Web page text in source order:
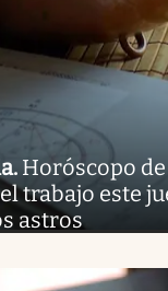
. Horóscopo
trabajo este
astros